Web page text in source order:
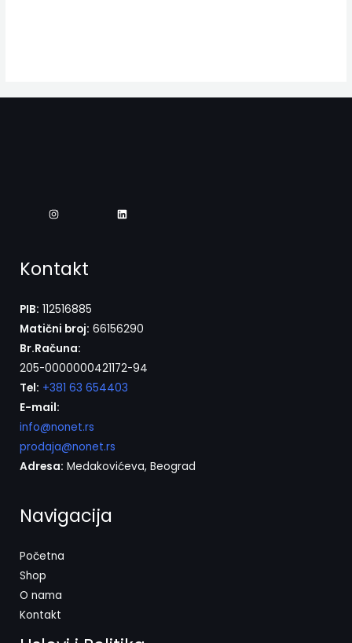
Kontakt
PIB: 112516885
Matični broj: 66156290
Br.Računa:
205-0000000421172-94
Tel: +381 63 654403
E-mail:
info@nonet.rs
prodaja@nonet.rs
Adresa: Medakovićeva, Beograd
Navigacija
Početna
Shop
O nama
Kontakt